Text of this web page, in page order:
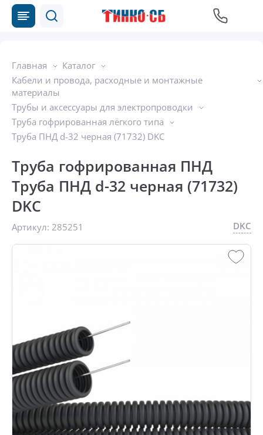
Главная
Каталог
Кабели и провода, расходные и монтажные
материалы
Трубы и аксессуары для электропроводки
Труба гофрированная лёгкого типа
Труба ПНД d-32 черная (71732) DKC
Труба гофрированная ПНД
Труба ПНД d-32 черная (71732)
DKC
Артикул: 285251 DKC